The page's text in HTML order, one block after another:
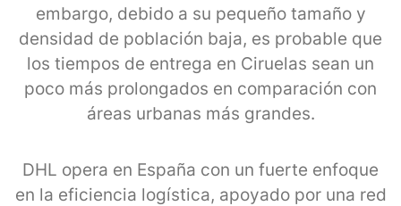
embargo, debido a su pequeño tamaño y
densidad de población baja, es probable que
los tiempos de entrega en Ciruelas sean un
poco más prolongados en comparación con
áreas urbanas más grandes.
DHL opera en España con un fuerte enfoque
en la eficiencia logística, apoyado por una red